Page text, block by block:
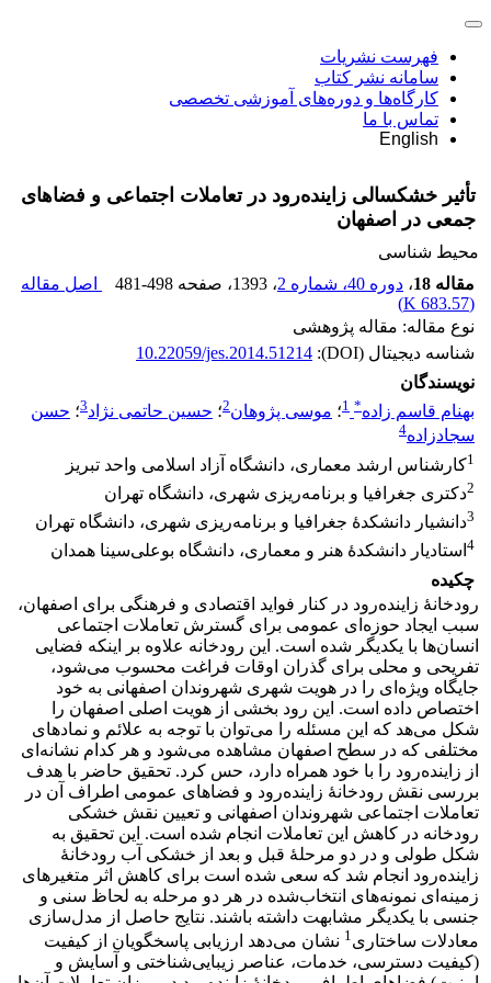
فهرست نشریات
سامانه نشر کتاب
کارگاه‌ها و دوره‌های آموزشی تخصصی
تماس با ما
English
تأثیر خشکسالی زاینده‌رود در تعاملات اجتماعی و فضاهای
جمعی در اصفهان
محیط شناسی
مقاله 18
، دوره 40، شماره 2 ، 1393 ، صفحه 481-498
اصل مقاله
(
683.57 K
)
نوع مقاله: مقاله پژوهشی
شناسه دیجیتال (DOI):
10.22059/jes.2014.51214
نویسندگان
بهنام قاسم زاده*
1؛ موسی پژوهان2؛ حسین حاتمی نژاد3؛ حسن
سجادزاده4
1کارشناس ارشد معماری، دانشگاه آزاد اسلامی واحد تبریز
2دکتری جغرافیا و برنامه‌ریزی شهری، دانشگاه تهران
3دانشیار دانشکدۀ جغرافیا و برنامه‌ریزی شهری، دانشگاه تهران
4 استادیار دانشکدۀ هنر و معماری، دانشگاه بوعلی‌سینا همدان
چکیده
رودخانۀ زاینده‌رود در کنار فواید اقتصادی و فرهنگی برای اصفهان،
سبب ایجاد حوزه‌ای عمومی برای گسترش تعاملات اجتماعی
انسان‌ها با یکدیگر شده است. این رودخانه علاوه بر اینکه فضایی
تفریحی و محلی برای گذران اوقات فراغت محسوب می‌شود،
جایگاه ویژه‌ای را در هویت شهری شهروندان اصفهانی به خود
اختصاص داده است. این رود بخشی از هویت اصلی اصفهان را
شکل می‌هد که این مسئله را می‌توان با توجه به علائم و نمادهای
مختلفی که در سطح اصفهان مشاهده می‌شود و هر کدام نشانه‌ای
از زاینده‌رود را با خود همراه دارد، حس کرد. تحقیق حاضر با هدف
بررسی نقش رودخانۀ زاینده‌رود و فضاهای عمومی‌ اطراف آن در
تعاملات اجتماعی شهروندان اصفهانی و تعیین نقش خشکی
رودخانه در کاهش این تعاملات انجام شده است. این تحقیق به
شکل طولی و در دو مرحلۀ قبل و بعد از خشکی آب رودخانۀ
زاینده‌رود انجام شد که سعی شده است برای کاهش اثر متغیرهای
زمینه‌ای نمونه‌های انتخاب‌شده در هر دو مرحله به لحاظ سنی و
جنسی با یکدیگر مشابهت داشته باشند. نتایج حاصل از مدل‌سازی
معادلات ساختاری1 نشان می‌دهد ارزیابی پاسخگویان از کیفیت
(کیفیت دسترسی، خدمات، عناصر زیبایی‌شناختی و آسایش و